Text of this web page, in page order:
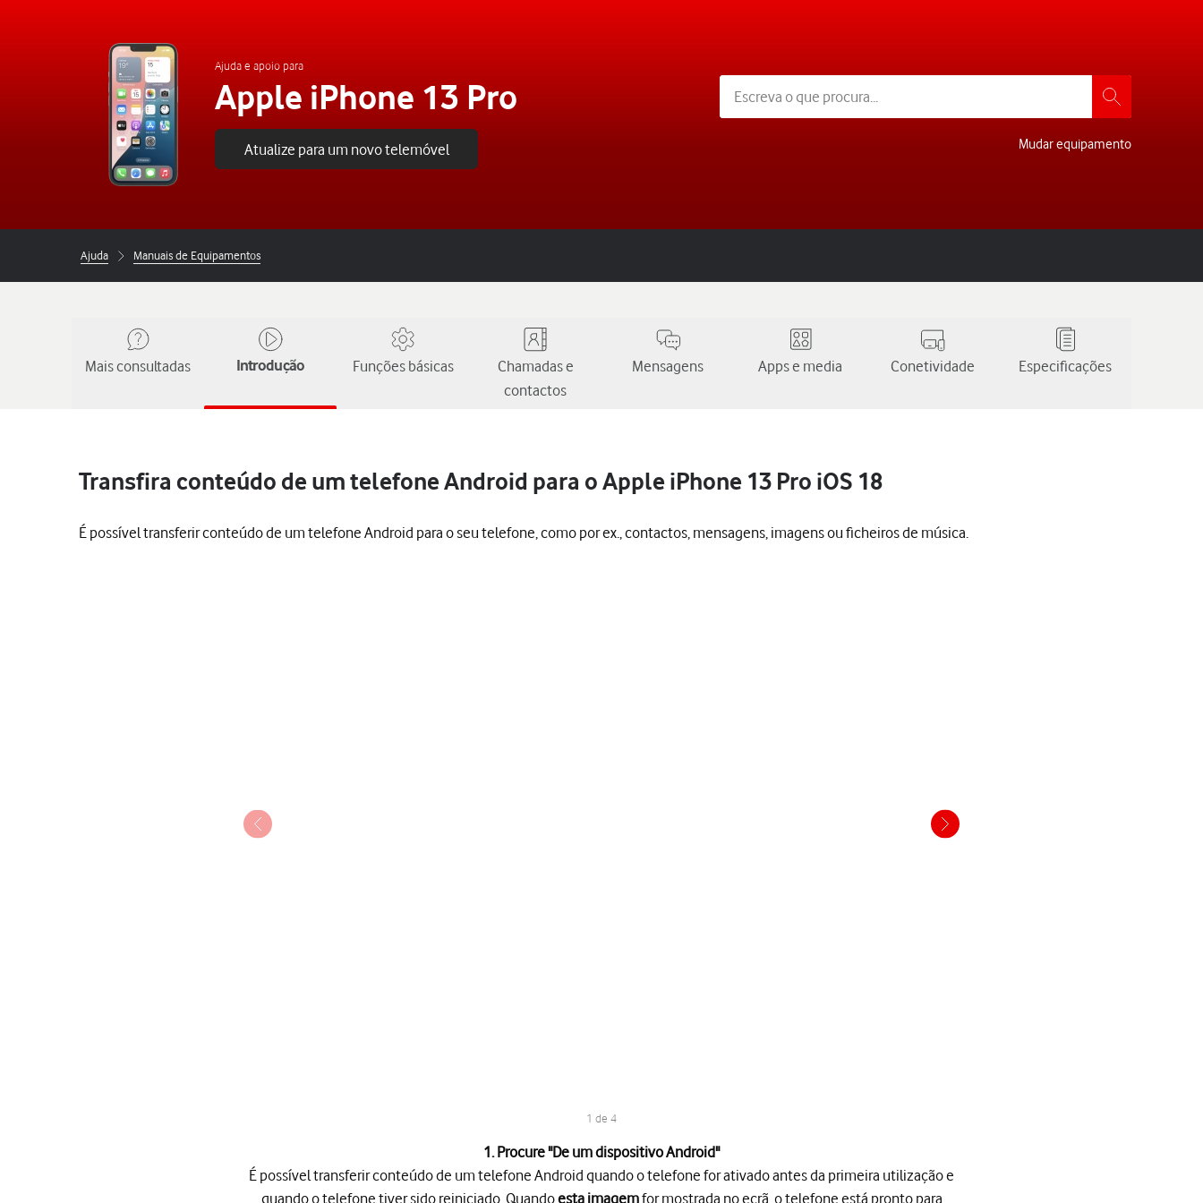
Ajuda e apoio para
Apple iPhone 13 Pro
Atualize para um novo telemóvel Mudar equipamento
Ajuda Manuais de Equipamentos
Mais consultadas Introdução Funções básicas
Chamadas e
contactos
Mensagens Apps e media Conetividade Especificações
Transfira conteúdo de um telefone Android para o Apple iPhone 13 Pro iOS 18
É possível transferir conteúdo de um telefone Android para o seu telefone, como por ex., contactos, mensagens, imagens ou ficheiros de música.
1 de 4
1. Procure "De um dispositivo Android"
É possível transferir conteúdo de um telefone Android quando o telefone for ativado antes da primeira utilização e
quando o telefone tiver sido reiniciado. Quandoesta imagemfor mostrada no ecrã, o telefone está pronto para